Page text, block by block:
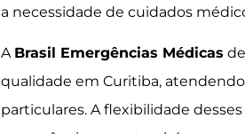
a necessidade de cuidados
A Brasil Emergências Médicas
qualidade em Curitiba,
particulares. A flexibilidade